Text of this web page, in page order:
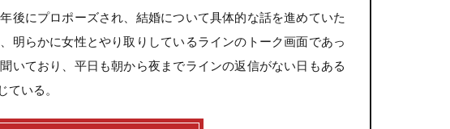
後にプロポーズされ、結婚について具体的な話を進めていた
明らかに女性とやり取りしているラインのトーク画面であっ
いており、平日も朝から夜までラインの返信がない日もある
いる。